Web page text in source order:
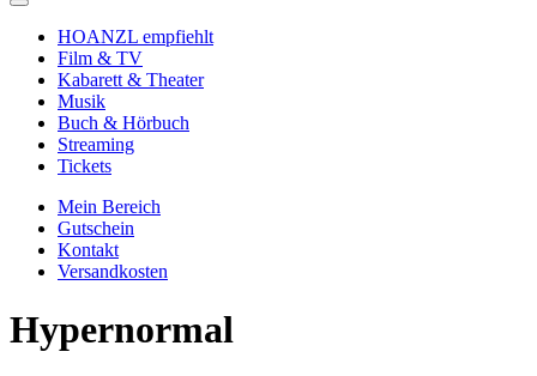
HOANZL empfiehlt
Film & TV
Kabarett & Theater
Musik
Buch & Hörbuch
Streaming
Tickets
Mein Bereich
Gutschein
Kontakt
Versandkosten
Hypernormal